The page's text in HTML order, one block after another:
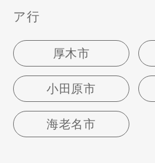
ア行
厚木市
小田原市
海老名市